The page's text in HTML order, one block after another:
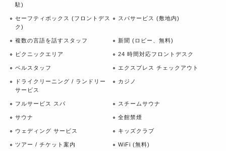
駐)
セーフティボックス (フロントデス
ク)
スパサービス (敷地内)
複数の言語を話すスタッフ 新聞 (ロビー、無料)
ピクニックエリア 24 時間対応フロントデスク
ベルスタッフ エクスプレス チェックアウト
ドライクリーニング / ランドリー
サービス
カジノ
フルサービス スパ スチームサウナ
サウナ 全館禁煙
ウェディング サービス キッズクラブ
ツアー / チケット案内 WiFi (無料)